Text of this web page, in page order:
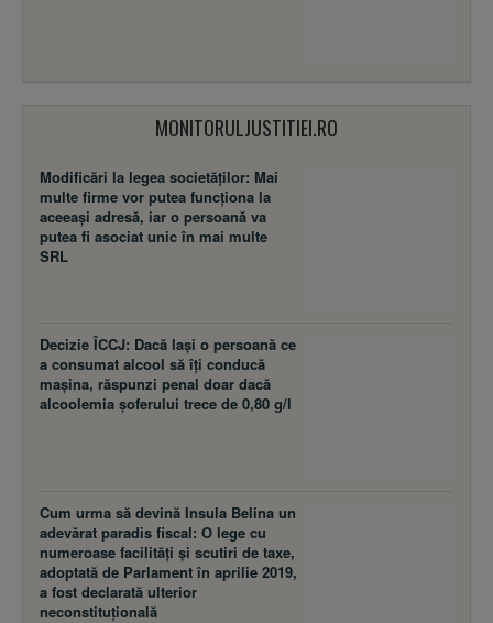
MONITORULJUSTITIEI.RO
Modificări la legea societăţilor: Mai
multe firme vor putea funcţiona la
aceeaşi adresă, iar o persoană va
putea fi asociat unic în mai multe
SRL
Decizie ÎCCJ: Dacă laşi o persoană ce
a consumat alcool să îţi conducă
maşina, răspunzi penal doar dacă
alcoolemia şoferului trece de 0,80 g/l
Cum urma să devină Insula Belina un
adevărat paradis fiscal: O lege cu
numeroase facilităţi şi scutiri de taxe,
adoptată de Parlament în aprilie 2019,
a fost declarată ulterior
neconstituţională